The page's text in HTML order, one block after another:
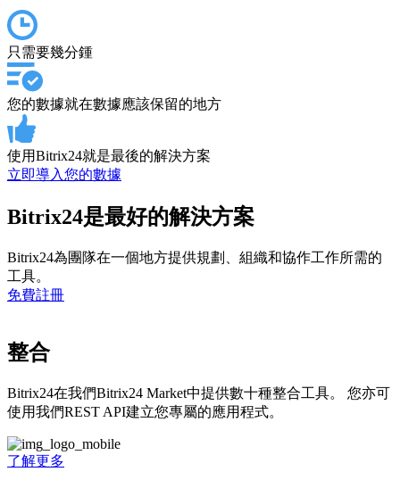
只需要幾分鍾
您的數據就在數據應該保留的地方
使用Bitrix24就是最後的解決方案
立即導入您的數據
Bitrix24是最好的解決方案
Bitrix24為團隊在一個地方提供規劃、組織和協作工作所需的
工具。
免費註冊
整合
Bitrix24在我們Bitrix24 Market中提供數十種整合工具。 您亦可
使用我們REST API建立您專屬的應用程式。
了解更多